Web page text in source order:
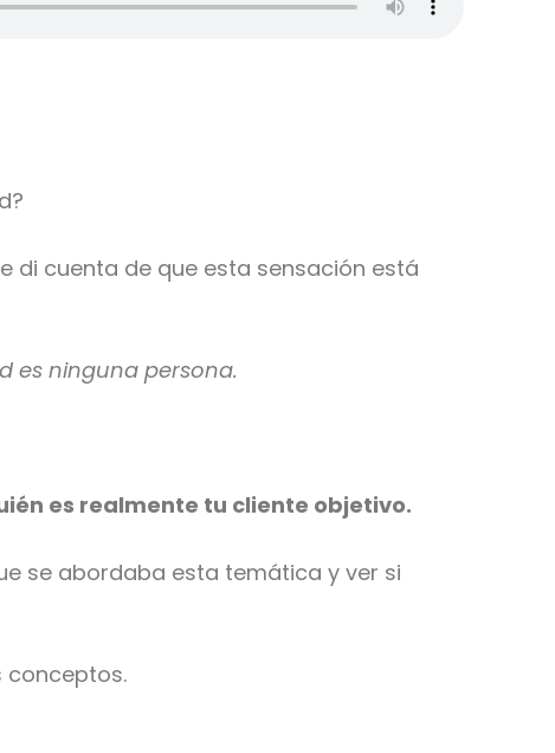
di cuenta de que esta sensación está
es ninguna persona.
es realmente tu cliente objetivo.
se abordaba esta temática y ver si
conceptos.